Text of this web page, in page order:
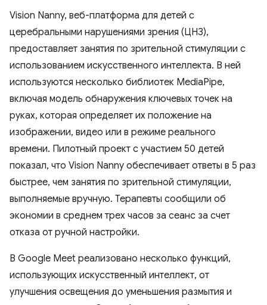
Vision Nanny, веб-платформа для детей с
церебральными нарушениями зрения (ЦНЗ),
предоставляет занятия по зрительной стимуляции с
использованием искусственного интеллекта. В ней
используются несколько библиотек MediaPipe,
включая модель обнаружения ключевых точек на
руках, которая определяет их положение на
изображении, видео или в режиме реального
времени. Пилотный проект с участием 50 детей
показал, что Vision Nanny обеспечивает ответы в 5 раз
быстрее, чем занятия по зрительной стимуляции,
выполняемые вручную. Терапевты сообщили об
экономии в среднем трех часов за сеанс за счет
отказа от ручной настройки.
В Google Meet реализовано несколько функций,
использующих искусственный интеллект, от
улучшения освещения до уменьшения размытия и